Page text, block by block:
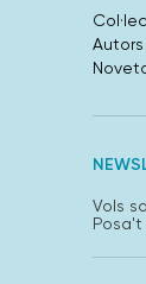
Autors
Vols